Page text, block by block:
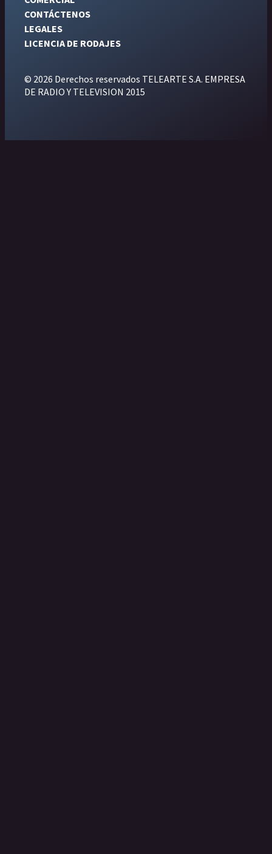
CONTÁCTENOS
LEGALES
LICENCIA DE RODAJES
© 2026 Derechos reservados TELEARTE S.A. EMPRESA
DE RADIO Y TELEVISION 2015